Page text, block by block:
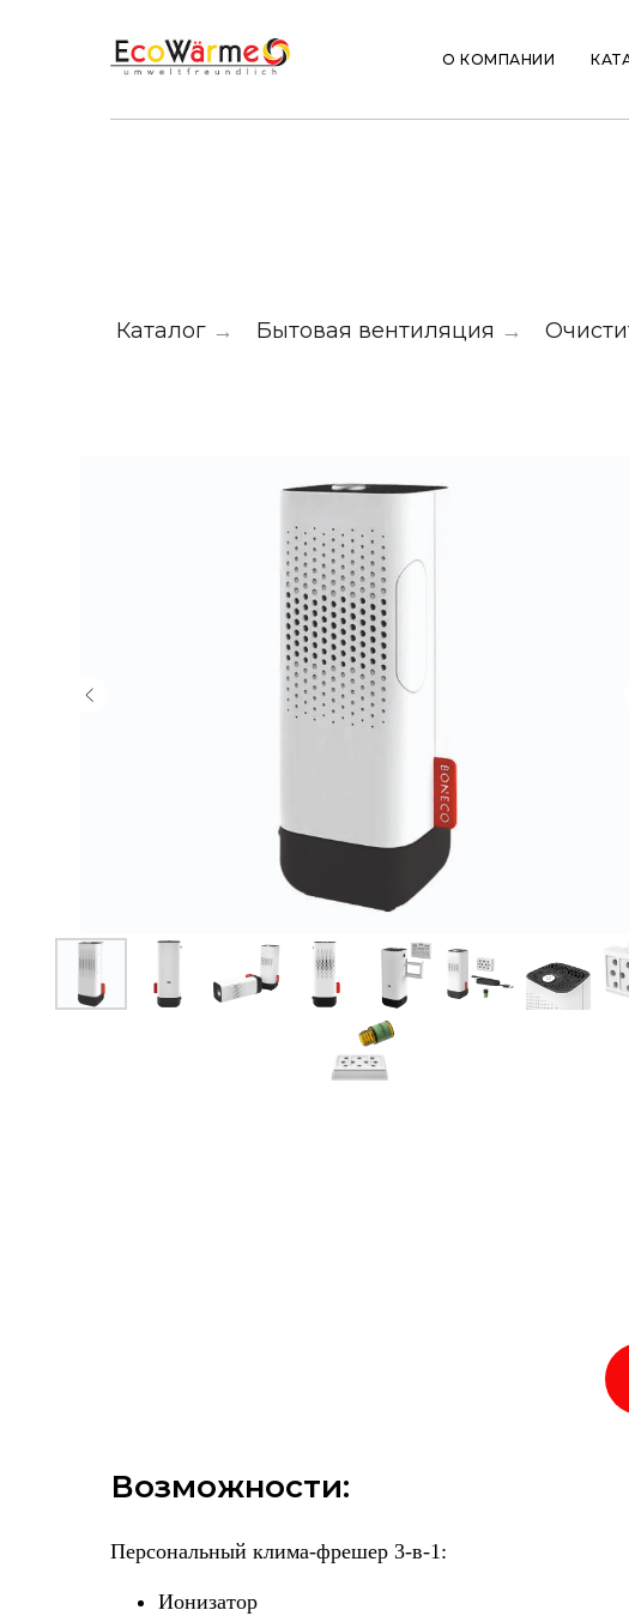
О КОМПАНИИ
Каталог → Бытовая вентиляция →
Возможности:
Персональный клима-фрешер 3-в-1:
Ионизатор